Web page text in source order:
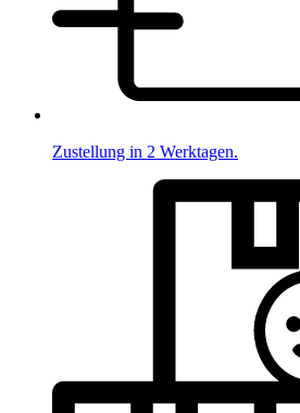
Zustellung in 2 Werktagen.